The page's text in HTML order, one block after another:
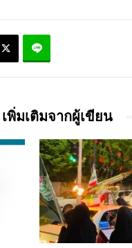
เพิ่มเติมจากผู้เขียน